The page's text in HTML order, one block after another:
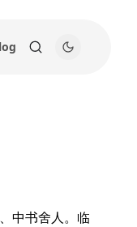
中书舍人。临